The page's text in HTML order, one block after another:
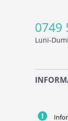
0749
Luni-